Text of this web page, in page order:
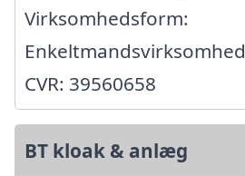
Virksomhedsform:
Enkeltmandsvirksomhed
CVR: 39560658
BT kloak & anlæg